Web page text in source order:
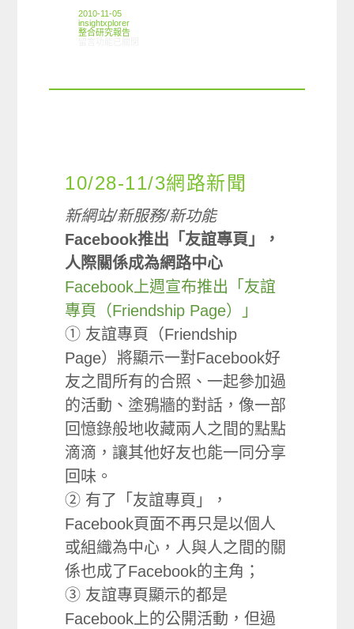
2010-11-05
insightxplorer
整合研究報告
10/28-11/3網路新聞
新網站/新服務/新功能
Facebook推出「友誼專頁」，
人際關係成為網路中心
Facebook上週宣布推出「友誼
專頁（Friendship Page）」
① 友誼專頁（Friendship
Page）將顯示一對Facebook好
友之間所有的合照、一起參加過
的活動、塗鴉牆的對話，像一部
回憶錄般地收藏兩人之間的點點
滴滴，讓其他好友也能一同分享
回味。
② 有了「友誼專頁」，
Facebook頁面不再只是以個人
或組織為中心，人與人之間的關
係也成了Facebook的主角；
③ 友誼專頁顯示的都是
Facebook上的公開活動，但過